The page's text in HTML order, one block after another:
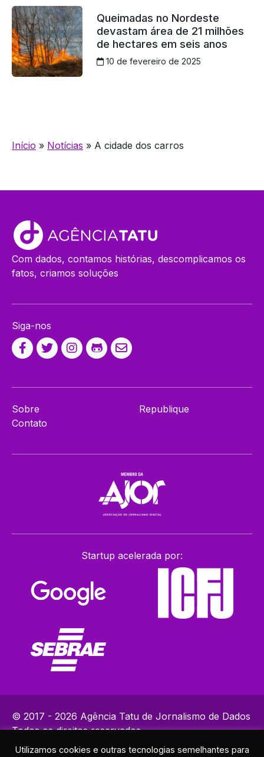
Queimadas no Nordeste
devastam área de 21 milhões
de hectares em seis anos
10 de fevereiro de 2025
Início » Notícias » A cidade dos carros
Com dados, contamos histórias, descomplicamos os
fatos, criamos soluções
Siga-nos
Sobre
Contato
Republique
Startup acelerada por:
© 2017 - 2026 Agência Tatu de Jornalismo de Dados
Todos os direitos reservados.
Política de Privacidade
Utilizamos cookies e outras tecnologias semelhantes para